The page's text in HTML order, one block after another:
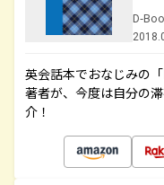
D-
英会話本でおなじみの
著者が、今度は自分の
介！